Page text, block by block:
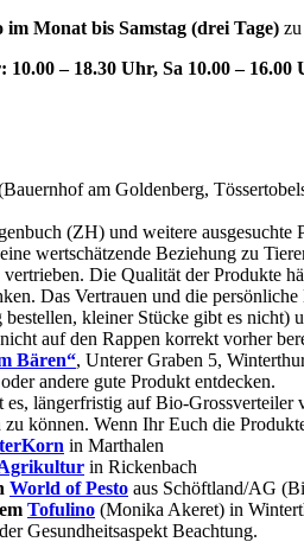
im Monat bis Samstag (drei Tage)
– 18.30 Uhr, Sa 10.00 – 16.00
am Goldenberg,
(ZH) und weitere ausgesuchte
wertschätzende Beziehung zu
Die Qualität der Produkte
Das Vertrauen und die
kleiner Stücke gibt es
auf den Rappen korrekt vorher
Bären“, Unterer Graben 5,
andere gute Produkt entdecken.
es, längerfristig auf Bio-
können. Wenn Ihr Euch die
in Marthalen
in Rickenbach
World of Pesto aus Schöftland/AG
Tofulino (Monika Akeret) in
Gesundheitsaspekt Beachtung.